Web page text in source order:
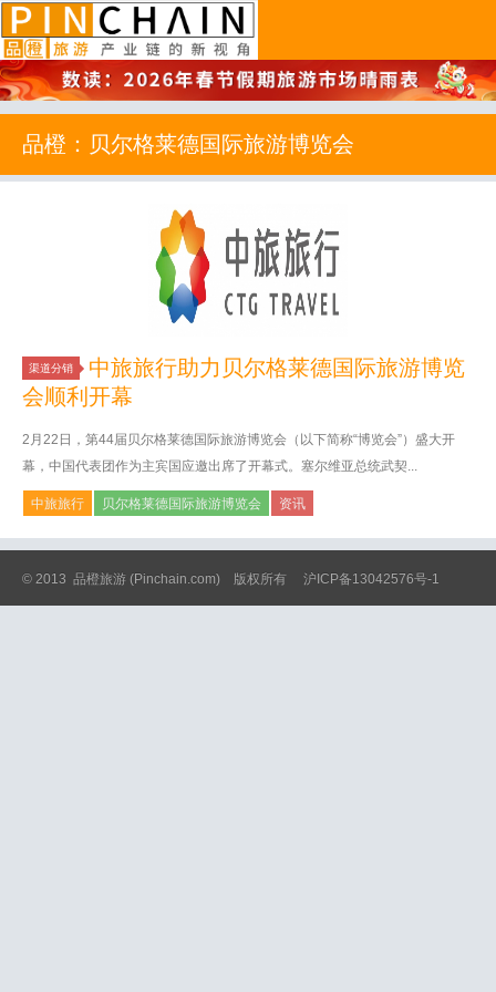
品橙旅游
品橙：贝尔格莱德国际旅游博览会
渠道分销
中旅旅行助力贝尔格莱德国际旅游博览
会顺利开幕
2月22日，第44届贝尔格莱德国际旅游博览会（以下简称“博览会”）盛大开
幕，中国代表团作为主宾国应邀出席了开幕式。塞尔维亚总统武契...
中旅旅行 贝尔格莱德国际旅游博览会 资讯
© 2013 品橙旅游 (Pinchain.com) 版权所有 沪ICP备13042576号-1